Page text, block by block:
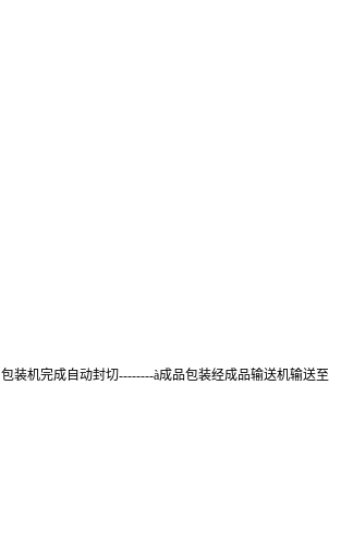
包装机完成自动封切--------à成品包装经成品输送机输送至